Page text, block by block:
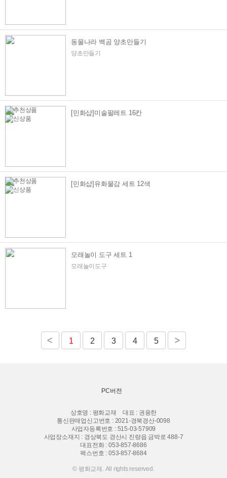
동물나라 백곰 양초만들기
양초만들기
[민화샵]미술팔레트 16칸
[민화샵]유화물감 세트 12색
모래놀이 도구 세트 1
모래놀이도구
1 2 3 4 5
PC버전
상호명 : 평화교재
대표 : 권용한
통신판매업신고번호 : 2021-경북경산-0098
사업자등록번호 : 515-03-57909
사업장소재지 : 경상북도 경산시 진량읍 금박로 488-7
대표전화 : 053-857-8686
팩스번호 : 053-857-8684
© 평화교재. All rights reserved.